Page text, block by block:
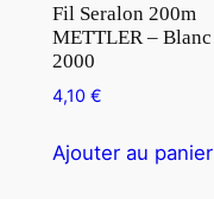
Fil Seralon 200m
METTLER – Blanc
2000
4,10 €
Ajouter au panier